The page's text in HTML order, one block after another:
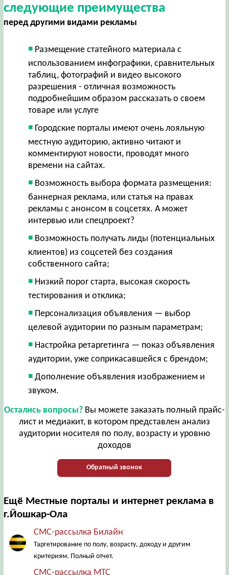
следующие преимущества
перед другими видами рекламы
Размещение статейного материала с
использованием инфографики, сравнительных
таблиц, фотографий и видео высокого
разрешения - отличная возможность
подробнейшим образом рассказать о своем
товаре или услуге
Городские порталы имеют очень лояльную
местную аудиторию, активно читают и
комментируют новости, проводят много
времени на сайтах.
Возможность выбора формата размещения:
баннерная реклама, или статья на правах
рекламы с анонсом в соцсетях. А может
интервью или спецпроект?
Возможность получать лиды (потенциальных
клиентов) из соцсетей без создания
собственного сайта;
Низкий порог старта, высокая скорость
тестирования и отклика;
Персонализация объявления — выбор
целевой аудитории по разным параметрам;
Настройка ретаргетинга — показ объявления
аудитории, уже соприкасавшейся с брендом;
Дополнение объявления изображением и
звуком.
Остались вопросы?Вы можете заказать полный прайс-
лист и медиакит, в котором представлен анализ
аудитории носителя по полу, возрасту и уровню
доходов
Обратный звонок
Ещё Местные порталы и интернет реклама в
г.Йошкар-Ола
СМС-рассылка Билайн
Таргетирование по полу, возрасту, доходу и другим
критериям. Полный отчет.
СМС-рассылка МТС